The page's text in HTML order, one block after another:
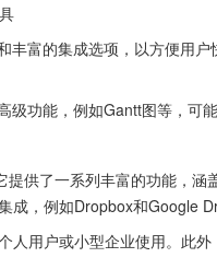
丰富的集成选项，以方便用
功能，例如Gantt图等，可
提供了一系列丰富的功能，
，例如Dropbox和Google
人用户或小型企业使用。此